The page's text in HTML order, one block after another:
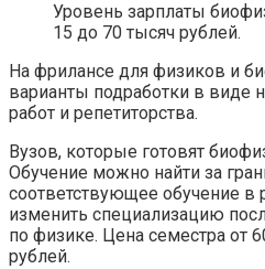
Уровень зарплаты
15 до 70 тысяч рублей.
На фрилансе для физиков и
варианты подработки в виде
работ и репетиторства.
Вузов, которые готовят
Обучение можно найти за
соответствующее обучение в
изменить специализацию
по физике. Цена семестра от
рублей.